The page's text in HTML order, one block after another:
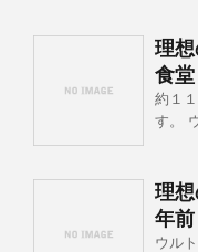
理
食
約１
す。
理
年
ウル